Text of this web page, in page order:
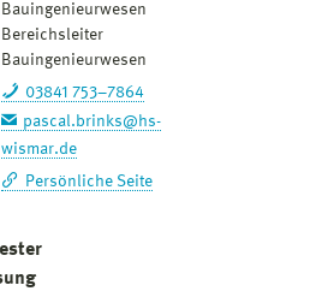
Bauingenieurwesen
Bereichsleiter
Bauingenieurwesen
03841 753–7864
pascal.brinks@hs-
wismar.de
Persönliche Seite